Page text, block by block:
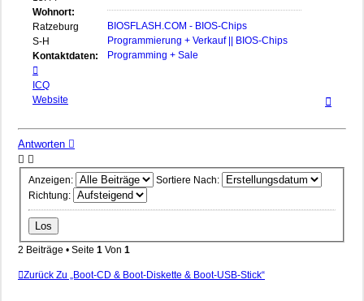
Wohnort:
Ratzeburg,
S-H
Kontaktdaten:
von
biosflash
ICQ
Website
BIOSFLASH.COM - BIOS-Chips
Programmierung + Verkauf || BIOS-Chips
Programming + Sale
Antworten
Anzeigen:
Sortiere Nach:
Richtung:
2 Beiträge • Seite 1 Von 1
Zurück Zu „Boot-CD & Boot-Diskette & Boot-USB-Stick“